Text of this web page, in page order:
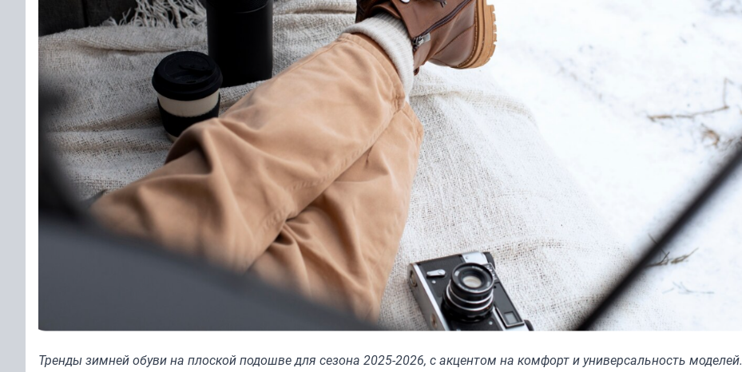
Тренды зимней обуви на плоской подошве для сезона 2025-2026, с акцентом на комфорт и универсальность моделей.